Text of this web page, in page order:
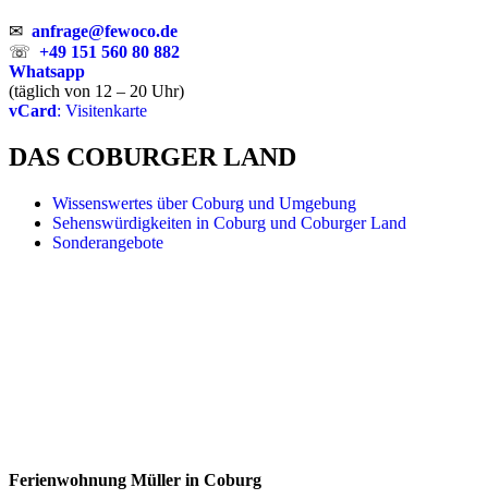
✉ anfrage@fewoco.de
☏ +49 151 560 80 882
Whatsapp
(täglich von 12 – 20 Uhr)
vCard: Visitenkarte
DAS COBURGER LAND
Wissenswertes über Coburg und Umgebung
Sehenswürdigkeiten in Coburg und Coburger Land
Sonderangebote
Ferienwohnung Müller in Coburg